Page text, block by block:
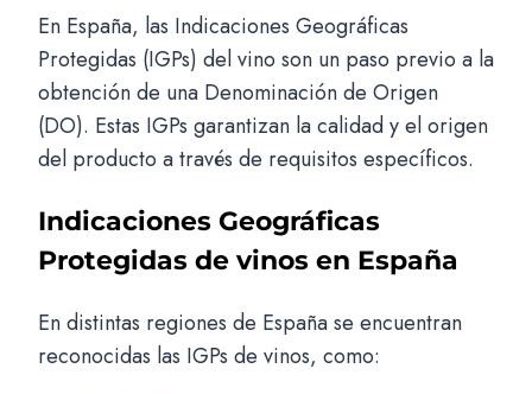
En España, las Indicaciones Geográficas
Protegidas (IGPs) del vino son un paso previo a la
obtención de una Denominación de Origen
(DO). Estas IGPs garantizan la calidad y el origen
del producto a través de requisitos específicos.
Indicaciones Geográficas
Protegidas de vinos en España
En distintas regiones de España se encuentran
reconocidas las IGPs de vinos, como: